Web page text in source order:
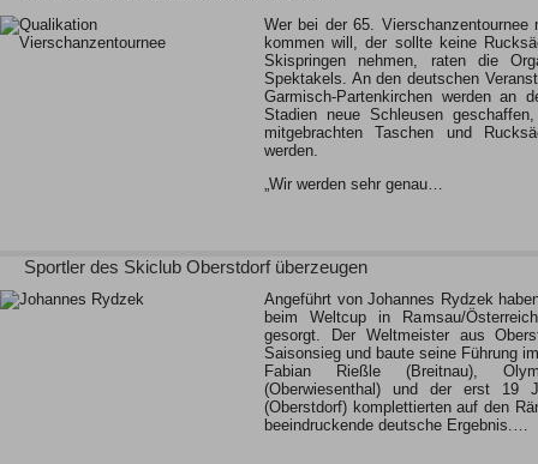
Wer bei der 65.
kommen will, der sollte keine
Skispringen nehmen, raten die
Spektakels. An den deutschen
Garmisch-Partenkirchen werden an
Stadien neue Schleusen
mitgebrachten Taschen und
werden.
„Wir werden sehr genau…
Sportler des Skiclub Oberstdorf überzeugen
Angeführt von Johannes Rydzek
beim Weltcup in Ramsau/
gesorgt. Der Weltmeister aus
Saisonsieg und baute seine Führung
Fabian Rießle (Breitnau),
(Oberwiesenthal) und der erst 19
(Oberstdorf) komplettierten auf den
beeindruckende deutsche Ergebnis.…